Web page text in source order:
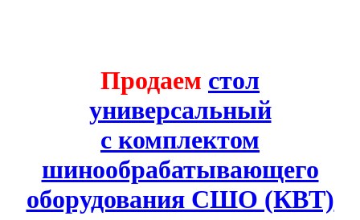
Продаем стол
универсальный
с комплектом
шинообрабатывающего
оборудования СШО (КВТ)